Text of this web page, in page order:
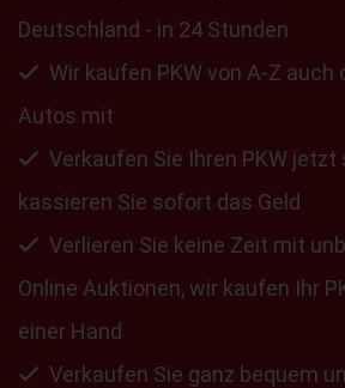
Deutschland - in 24 Stunden
Wir kaufen PKW von A-Z auch
Autos mit
Verkaufen Sie Ihren PKW
kassieren Sie sofort das Geld
Verlieren Sie keine Zeit mit
Online Auktionen, wir kaufen Ihr
einer Hand
Verkaufen Sie ganz bequem